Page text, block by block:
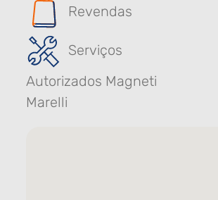
Revendas
Serviços
Autorizados Magneti
Marelli